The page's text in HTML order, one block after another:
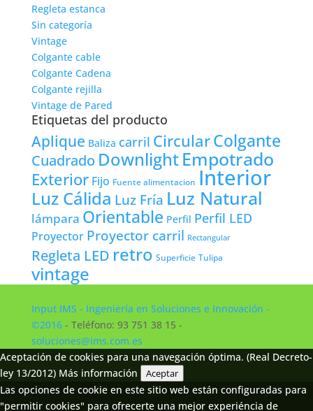
Regleta estanca
Sin categoría
Vintage
Colgante cable
Colgante Cadena
Colgante rejilla
Vintage de Pared
Etiquetas del producto
Aplique Baliza carril CircularColgante
Cuadrado DownlightEmpotrado
Exterior Fijo Fuente alimentacion Interior
Luz Cálida Luz Fría Luz Natural
lámpara Orientable Perfil Perfil LED
Proyector Proyector carril Rectangular
Regleta LED retro Superficie Tulipa
vintage
Input IMS - Ingeniería en Soluciones e Innovación -
©2016- Teléfono: 93 751 38 15 -
soluciones@ims.com.es
Aceptación de cookies para una navegación óptima. (Real Decreto-
ley 13/2012) Más información Aceptar
Las opciones de cookie en este sitio web están configuradas para
"permitir cookies" para ofrecerte una mejor experiéncia de